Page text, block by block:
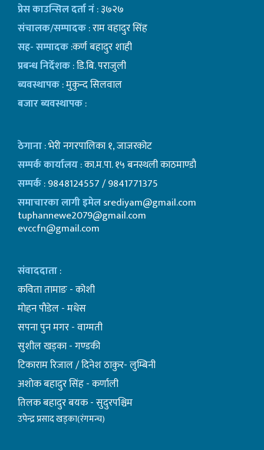
प्रेस काउन्सिल दर्ता नं: ३७२७
संचालक/सम्पादक: राम वहादुर सिंह
सह- सम्पादक:कर्ण बहादुर शाही
प्रबन्ध निर्देशक: डि.बि. पराजुली
ब्यवस्थापक: मुकुन्द सिलवाल
बजार ब्यवस्थापक:
ठेगाना: भेरी नगरपालिका १, जाजरकोट
सम्पर्क कार्यालय: का.म.पा. १५ बनस्थली काठमाण्डाै
सम्पर्क: 9848124557 / 9841771375
समाचारका लागी इमेलsrediyam@gmail.com
tuphannewe2079@gmail.com
evccfn@gmail.com
संवाददाता:
कविता तामाङ - कोशी
माेहन पाैडेल - मधेस
सपना पुन मगर - वाग्मती
सुशील खड्का - गण्डकी
टिकाराम रिजाल / दिनेश ठाकुर- लुम्बिनी
अशाेक बहादुर सिंह - कर्णाली
तिलक बहादुर बयक - सुदुरपश्चिम
उपेन्द्र प्रसाद खड्का(रंगमन्च)